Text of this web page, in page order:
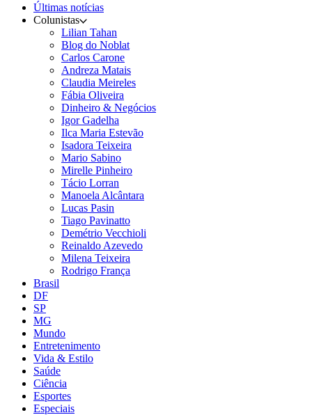
Últimas notícias
Colunistas
Lilian Tahan
Blog do Noblat
Carlos Carone
Andreza Matais
Claudia Meireles
Fábia Oliveira
Dinheiro & Negócios
Igor Gadelha
Ilca Maria Estevão
Isadora Teixeira
Mario Sabino
Mirelle Pinheiro
Tácio Lorran
Manoela Alcântara
Lucas Pasin
Tiago Pavinatto
Demétrio Vecchioli
Reinaldo Azevedo
Milena Teixeira
Rodrigo França
Brasil
DF
SP
MG
Mundo
Entretenimento
Vida & Estilo
Saúde
Ciência
Esportes
Especiais